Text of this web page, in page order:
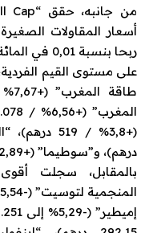
أسعار المقاولات
ربحا بنسبة 0,01 في المائة إلى 1.708,3 نقطة.
على مستوى القيم
درهم)، و”سوطيما” (+2,89% / 1.600 درهم).
بالمقابل، سجلت